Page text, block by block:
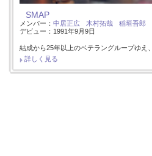
SMAP
メンバー： 中居正広 木村拓哉 稲垣吾郎
デビュー：1991年9月9日
結成から25年以上のベテラングループゆえ
詳しく見る